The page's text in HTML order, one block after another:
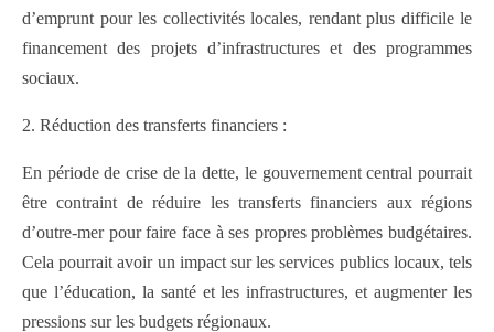
d’emprunt pour les collectivités locales, rendant plus difficile le
financement des projets d’infrastructures et des programmes
sociaux.
2. Réduction des transferts financiers :
En période de crise de la dette, le gouvernement central pourrait
être contraint de réduire les transferts financiers aux régions
d’outre-mer pour faire face à ses propres problèmes budgétaires.
Cela pourrait avoir un impact sur les services publics locaux, tels
que l’éducation, la santé et les infrastructures, et augmenter les
pressions sur les budgets régionaux.